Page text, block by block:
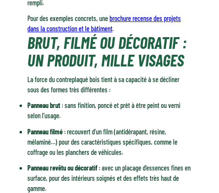
rempli.
Pour des exemples concrets, unebrochure recense des projets
dans la construction et le bâtiment.
BRUT, FILMÉ OU DÉCORATIF :
UN PRODUIT, MILLE VISAGES
La force du contreplaqué bois tient à sa capacité à se décliner
sous des formes très différentes :
Panneau brut : sans finition, poncé et prêt à être peint ou verni
selon l’usage.
Panneau filmé : recouvert d’un film (antidérapant, résine,
mélaminé…) pour des caractéristiques spécifiques, comme le
coffrage ou les planchers de véhicules.
Panneau revêtu ou décoratif : avec un placage d’essences fines en
surface, pour des intérieurs soignés et des effets très haut de
gamme.